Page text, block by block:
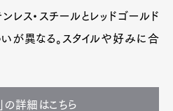
レス・スチールとレッドゴールド
が異なる。スタイルや好みに合
」の詳細はこちら